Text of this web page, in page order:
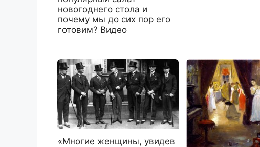
новогоднего стола и
почему мы до сих пор его
готовим? Видео
«Многие женщины, увидев